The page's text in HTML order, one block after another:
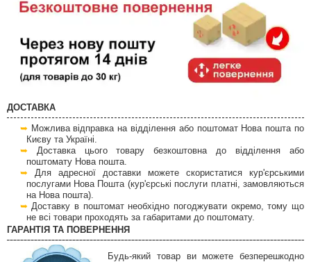
ДОСТАВКА
Можлива відправка на відділення або поштомат Нова пошта по
Києву та Україні.
Доставка цього товару безкоштовна до відділення або
поштомату Нова пошта.
Для адресної доставки можете скористатися кур'єрськими
послугами Нова Пошта (кур'єрські послуги платні, замовляються
на Нова пошта).
Доставку в поштомат необхідно погоджувати окремо, тому що
не всі товари проходять за габаритами до поштомату.
ГАРАНТІЯ ТА ПОВЕРНЕННЯ
Будь-який товар ви можете безперешкодно